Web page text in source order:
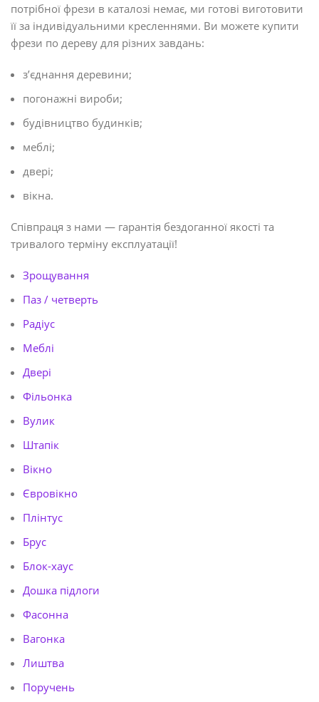
потрібної фрези в каталозі немає, ми готові виготовити
її за індивідуальними кресленнями. Ви можете купити
фрези по дереву для різних завдань:
з’єднання деревини;
погонажні вироби;
будівництво будинків;
меблі;
двері;
вікна.
Співпраця з нами — гарантія бездоганної якості та
тривалого терміну експлуатації!
Зрощування
Паз / четверть
Радіус
Меблі
Двері
Фільонка
Вулик
Штапік
Вікно
Євровікно
Плінтус
Брус
Блок-хаус
Дошка підлоги
Фасонна
Вагонка
Лиштва
Поручень